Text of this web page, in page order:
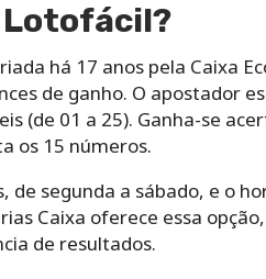
Lotofácil?
há 17 anos pela Caixa
de ganho. O apostador
(de 01 a 25). Ganha-se
os 15 números.
segunda a sábado, e o
Caixa oferece essa
de resultados.